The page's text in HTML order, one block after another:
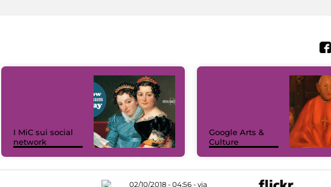
I MiC sui social
network
Google Arts &
Culture